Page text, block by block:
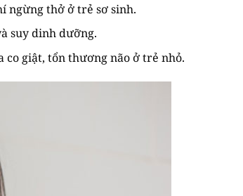
ngừng thở ở trẻ sơ sinh.
suy dinh dưỡng.
co giật, tổn thương não ở trẻ nhỏ.